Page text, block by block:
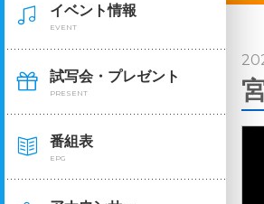
イベント情報
EVENT
試写会・プレゼント
PRESENT
番組表
EPG